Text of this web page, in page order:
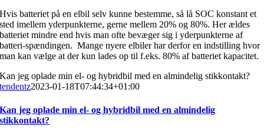
Hvis batteriet på en elbil selv kunne bestemme, så lå SOC konstant et
sted imellem yderpunkterne, gerne mellem 20% og 80%. Her ældes
batteriet mindre end hvis man ofte bevæger sig i yderpunkterne af
batteri-spændingen. Mange nyere elbiler har derfor en indstilling hvor
man kan vælge at der kun lades op til f.eks. 80% af batteriet kapacitet.
Kan jeg oplade min el- og hybridbil med en almindelig stikkontakt?
tendentz2023-01-18T07:44:34+01:00
Kan jeg oplade min el- og hybridbil med en almindelig
stikkontakt?